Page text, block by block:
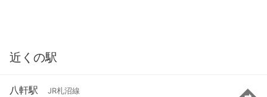
近くの駅
八軒駅 JR札沼線